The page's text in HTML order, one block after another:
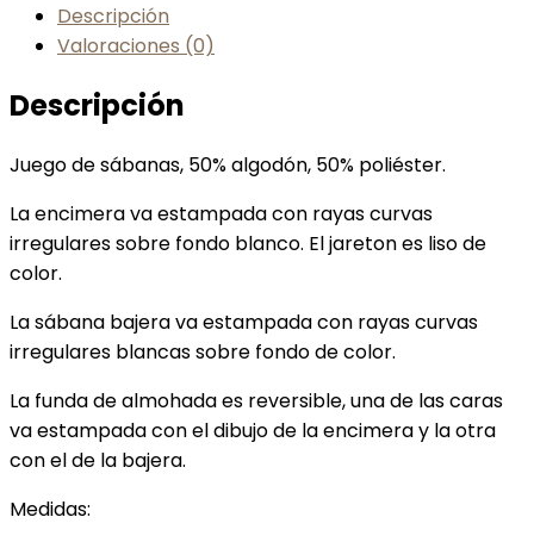
Descripción
Valoraciones (0)
Descripción
Juego de sábanas, 50% algodón, 50% poliéster.
La encimera va estampada con rayas curvas
irregulares sobre fondo blanco. El jareton es liso de
color.
La sábana bajera va estampada con rayas curvas
irregulares blancas sobre fondo de color.
La funda de almohada es reversible, una de las caras
va estampada con el dibujo de la encimera y la otra
con el de la bajera.
Medidas: